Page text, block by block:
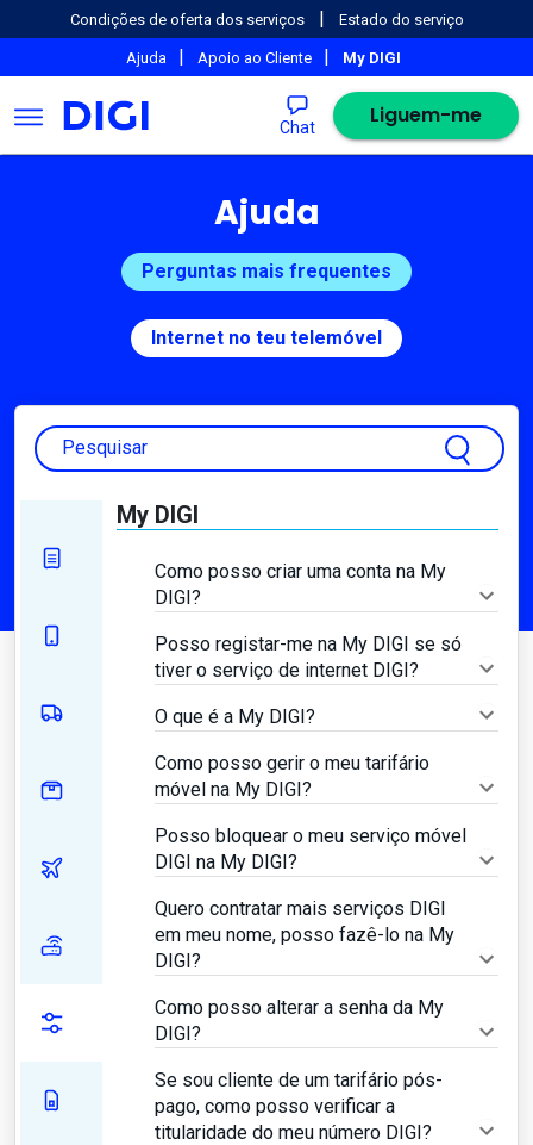
Condições de oferta dos serviços | Estado do serviço
Ajuda | Apoio ao Cliente | My DIGI
Chat Liguem-me
Ajuda
Perguntas mais frequentes
Internet no teu telemóvel
Pesquisar
My DIGI
Como posso criar uma conta na My
DIGI?
Posso registar-me na My DIGI se só
tiver o serviço de internet DIGI?
O que é a My DIGI?
Como posso gerir o meu tarifário
móvel na My DIGI?
Posso bloquear o meu serviço móvel
DIGI na My DIGI?
Quero contratar mais serviços DIGI
em meu nome, posso fazê-lo na My
DIGI?
Como posso alterar a senha da My
DIGI?
Se sou cliente de um tarifário pós-
pago, como posso verificar a
titularidade do meu número DIGI?